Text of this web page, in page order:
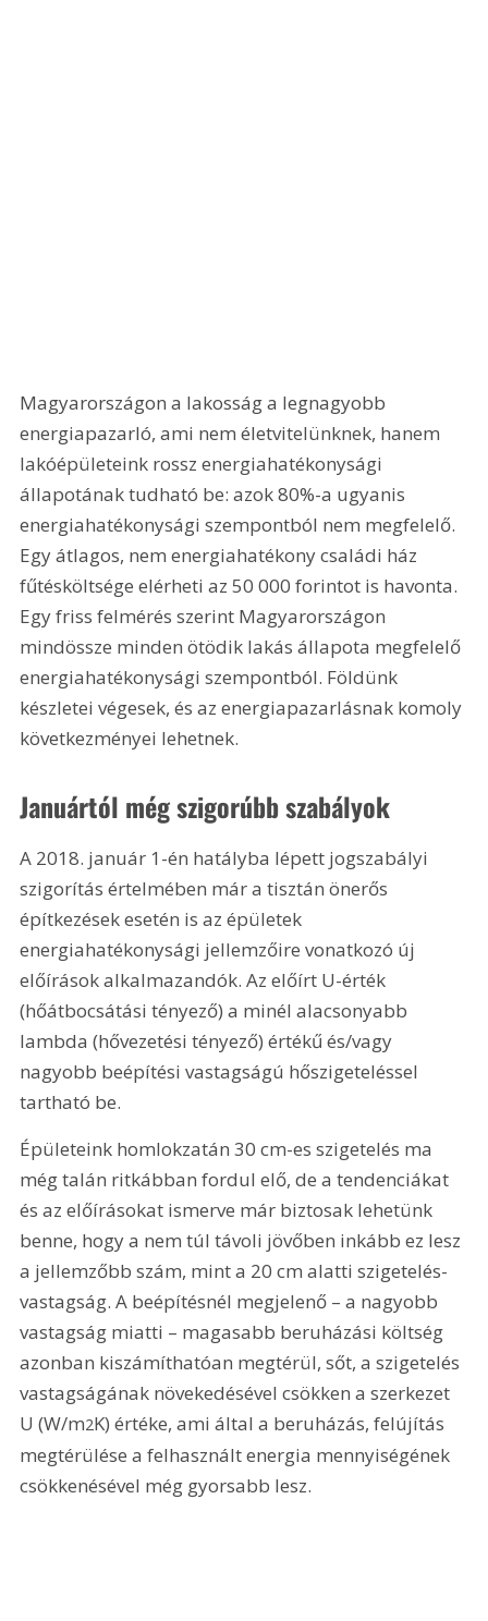
Magyarországon a lakosság a legnagyobb
energiapazarló, ami nem életvitelünknek, hanem
lakóépületeink rossz energiahatékonysági
állapotának tudható be: azok 80%-a ugyanis
energiahatékonysági szempontból nem megfelelő.
Egy átlagos, nem energiahatékony családi ház
fűtésköltsége elérheti az 50 000 forintot is havonta.
Egy friss felmérés szerint Magyarországon
mindössze minden ötödik lakás állapota megfelelő
energiahatékonysági szempontból. Földünk
készletei végesek, és az energiapazarlásnak komoly
következményei lehetnek.
Januártól még szigorúbb szabályok
A 2018. január 1-én hatályba lépett jogszabályi
szigorítás értelmében már a tisztán önerős
építkezések esetén is az épületek
energiahatékonysági jellemzőire vonatkozó új
előírások alkalmazandók. Az előírt U-érték
(hőátbocsátási tényező) a minél alacsonyabb
lambda (hővezetési tényező) értékű és/vagy
nagyobb beépítési vastagságú hőszigeteléssel
tartható be.
Épületeink homlokzatán 30 cm-es szigetelés ma
még talán ritkábban fordul elő, de a tendenciákat
és az előírásokat ismerve már biztosak lehetünk
benne, hogy a nem túl távoli jövőben inkább ez lesz
a jellemzőbb szám, mint a 20 cm alatti szigetelés-
vastagság. A beépítésnél megjelenő – a nagyobb
vastagság miatti – magasabb beruházási költség
azonban kiszámíthatóan megtérül, sőt, a szigetelés
vastagságának növekedésével csökken a szerkezet
U (W/m2K) értéke, ami által a beruházás, felújítás
megtérülése a felhasznált energia mennyiségének
csökkenésével még gyorsabb lesz.